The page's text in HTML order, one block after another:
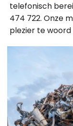
telefonisch
474 722. Onze
plezier te